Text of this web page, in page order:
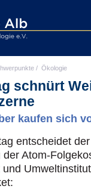
/ Ökologie
schnürt
kaufen sich
entscheidet
der Atom-
und